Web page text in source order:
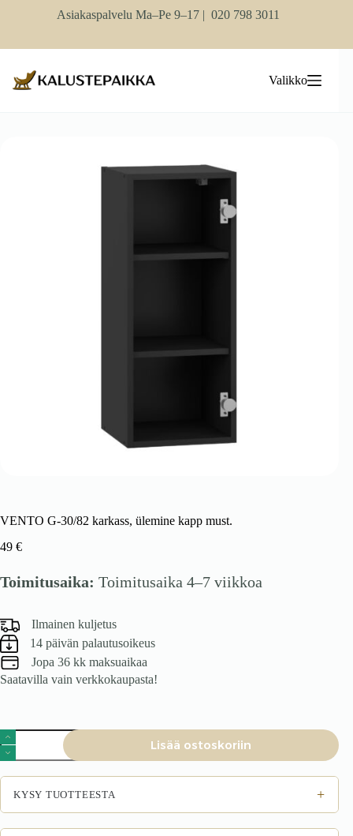
Asiakaspalvelu Ma–Pe 9–17 | 020 798 3011
Valikko
VENTO G-30/82 karkass, ülemine kapp must.
49 €
Toimitusaika: Toimitusaika 4–7 viikkoa
Ilmainen kuljetus
14 päivän palautusoikeus
Jopa 36 kk maksuaikaa
Saatavilla vain verkkokaupasta!
VENTO
G-
30/82
karkass,
ülemine
kapp
must.
määrä
Lisää ostoskoriin
KYSY TUOTTEESTA +